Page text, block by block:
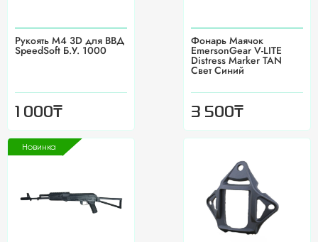
Рукоять М4 3D для ВВД
SpeedSoft Б.У. 1000
1 000₸
Фонарь Маячок
EmersonGear V-LITE
Distress Marker TAN
Свет Синий
3 500₸
Новинка